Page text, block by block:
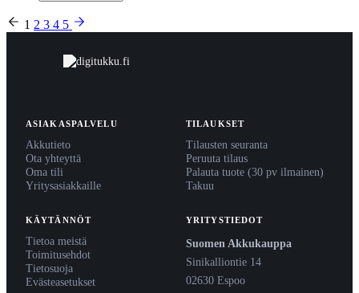
1 2 3 4 5
ASIAKASPALVELU
Akkutieto
Ota yhteyttä
Oma tili
Yritysasiakkaille
TILAUKSET
Tilausten seuranta
Peruuta tilaus
Palauta tuote (30 pv ilmainen)
Takuu
KÄYTÄNNÖT
Tietoa meistä
Toimitusehdot
Tietosuoja
Evästeasetukset
YRITYSTIEDOT
Suomen Akkukauppa
Sinikalliontie 14
02630 Espoo